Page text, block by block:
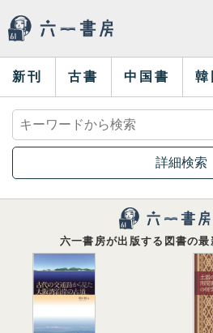
新刊 古書 中国書 韓
詳細検索
六一書房が出版する図書の最